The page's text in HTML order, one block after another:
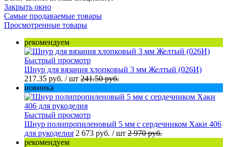
Закрыть окно
Самые продаваемые товары
Просмотренные товары
рекомендуем
Быстрый просмотр
Шнур для вязания хлопковый 3 мм Желтый (026И)
217.35 руб. / шт 241.50 руб.
новинка
Быстрый просмотр
Шнур полипропиленовый 5 мм с сердечником Хаки 406
для рукоделия 2 673 руб. / шт 2 970 руб.
рекомендуем